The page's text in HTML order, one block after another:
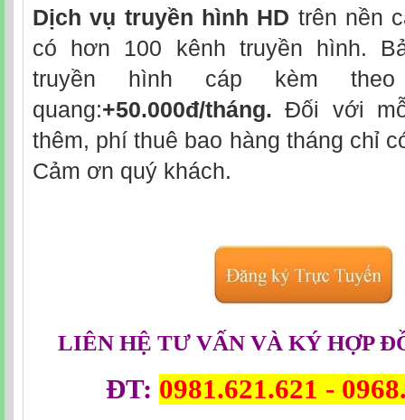
Dịch vụ truyền hình HD trên nền
có hơn 100 kênh truyền hình.
truyền hình cáp kèm theo
quang:+50.000đ/tháng.Đối với
thêm, phí thuê bao hàng tháng chỉ
Cảm ơn quý khách.
LIÊN HỆ TƯ VẤN VÀ KÝ HỢP
ĐT: 0981.621.621 -